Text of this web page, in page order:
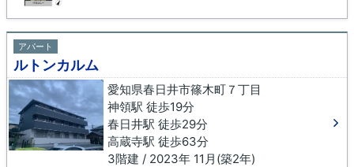
アパート
ルトンカルム
愛知県春日井市篠木町７丁目
神領駅 徒歩19分
春日井駅 徒歩29分
高蔵寺駅 徒歩63分
3階建 / 2023年 11月(築2年)